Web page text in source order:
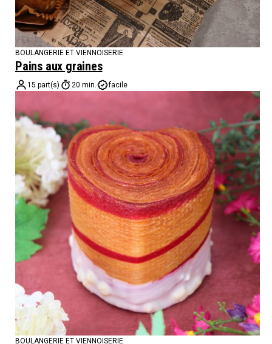
BOULANGERIE ET VIENNOISERIE
Pains aux graines
15 part(s) 20 min. facile
BOULANGERIE ET VIENNOISERIE